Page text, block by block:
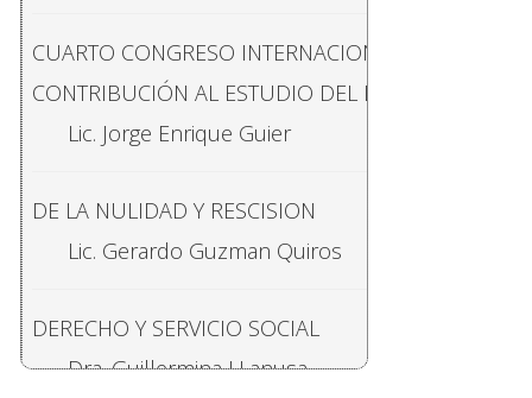
JURISDICCIÓN CONSTITUCIONAL
Francisco Morelli Cozza
CUARTO CONGRESO INTERNACIONAL DE
CONTRIBUCIÓN AL ESTUDIO DEL DERECHO PRE-
Lic. Jorge Enrique Guier
DE LA NULIDAD Y RESCISION
Lic. Gerardo Guzman Quiros
DERECHO Y SERVICIO SOCIAL
Dra. Guillermina LLanusa